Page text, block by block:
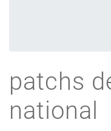
patchs
national